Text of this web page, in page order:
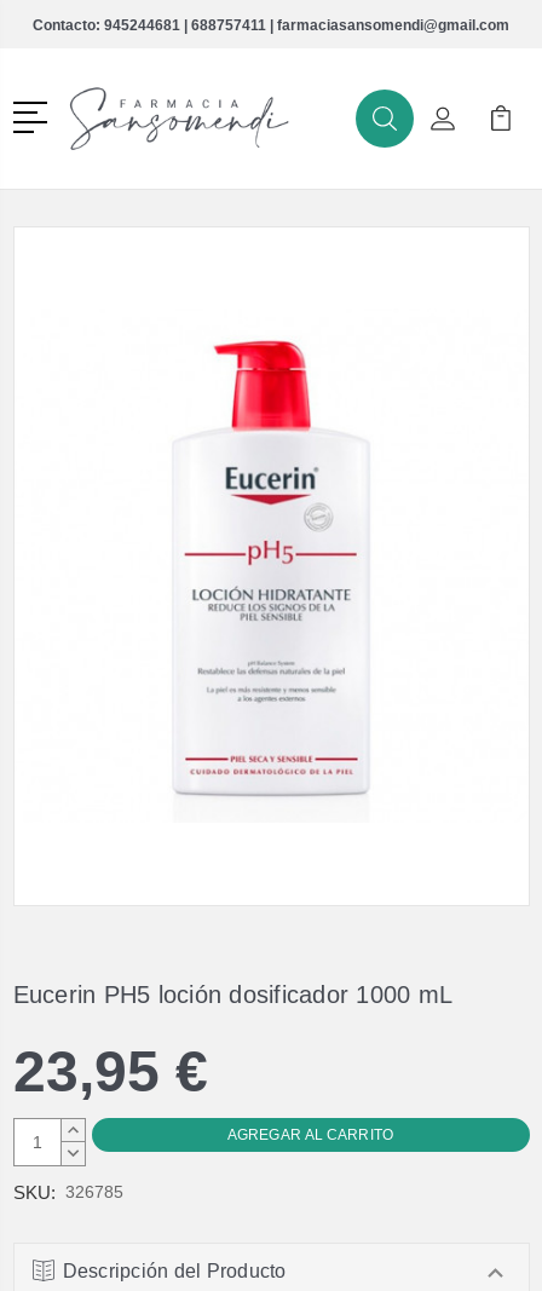
Contacto: 945244681 | 688757411 | farmaciasansomendi@gmail.com
Menú
BuscarMi Cuenta
Mi
Eucerin PH5 loción dosificador 1000 mL
23,95 €
AUMENTAR
CANTIDAD:
DISMINUIR
SKU: 326785
Descripción del Producto